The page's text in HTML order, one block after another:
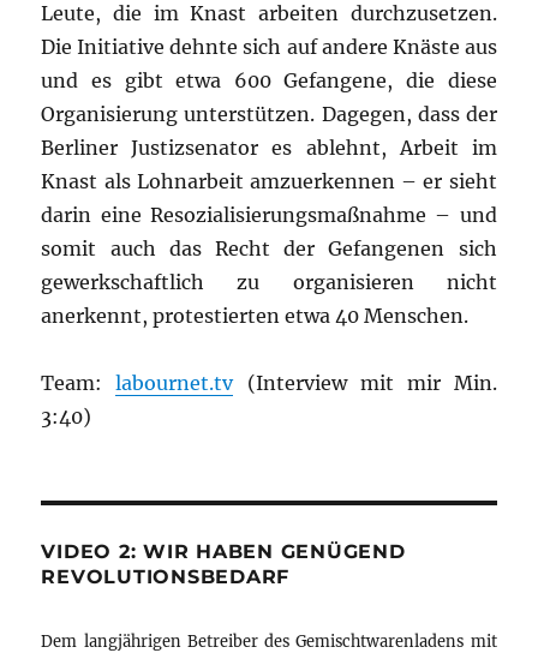
Leute, die im Knast arbeiten durchzusetzen.
Die Initiative dehnte sich auf andere Knäste aus
und es gibt etwa 600 Gefangene, die diese
Organisierung unterstützen. Dagegen, dass der
Berliner Justizsenator es ablehnt, Arbeit im
Knast als Lohnarbeit amzuerkennen – er sieht
darin eine Resozialisierungsmaßnahme – und
somit auch das Recht der Gefangenen sich
gewerkschaftlich zu organisieren nicht
anerkennt, protestierten etwa 40 Menschen.
Team:labournet.tv(Interview mit mir Min.
3:40)
VIDEO 2: WIR HABEN GENÜGEND
REVOLUTIONSBEDARF
Dem langjährigen Betreiber des Gemischtwarenladens mit